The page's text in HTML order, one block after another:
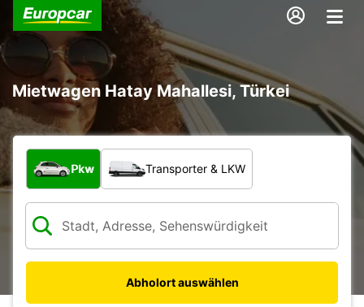
Mietwagen Hatay Mahallesi, Türkei
Welche Art von Fahrzeug?
Pkw Transporter & LKW
Abholort auswählen